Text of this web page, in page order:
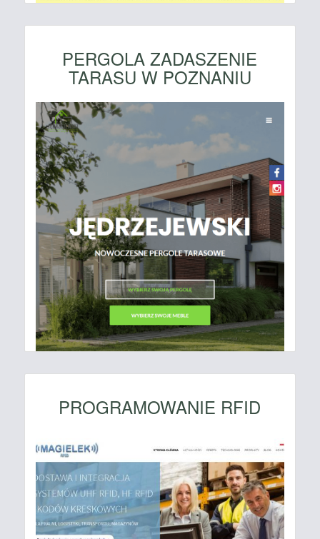
PERGOLA ZADASZENIE
TARASU W POZNANIU
PROGRAMOWANIE RFID